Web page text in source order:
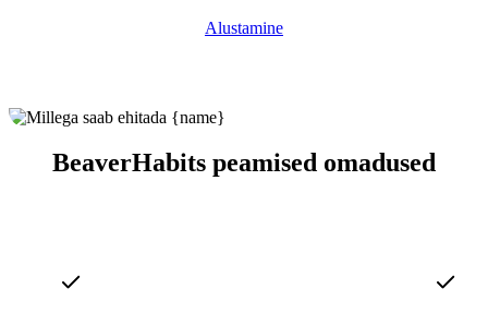
Alustamine
BeaverHabits peamised omadused